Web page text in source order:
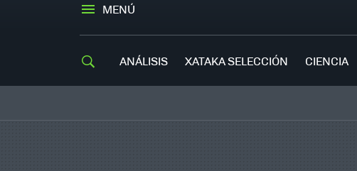
MENÚ
ANÁLISIS XATAKA SELECCIÓN CIENCIA